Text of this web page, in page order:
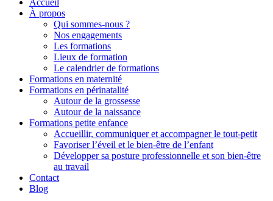
Accueil
À propos
Qui sommes-nous ?
Nos engagements
Les formations
Lieux de formation
Le calendrier de formations
Formations en maternité
Formations en périnatalité
Autour de la grossesse
Autour de la naissance
Formations petite enfance
Accueillir, communiquer et accompagner le tout-petit
Favoriser l’éveil et le bien-être de l’enfant
Développer sa posture professionnelle et son bien-être
au travail
Contact
Blog